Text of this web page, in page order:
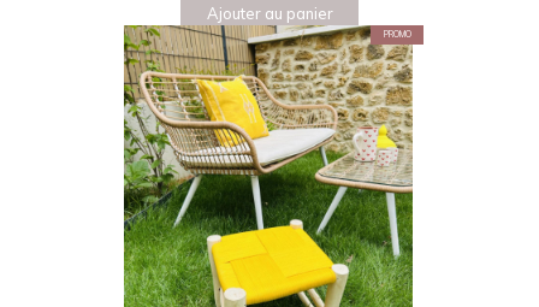
Ajouter au panier
PROMO